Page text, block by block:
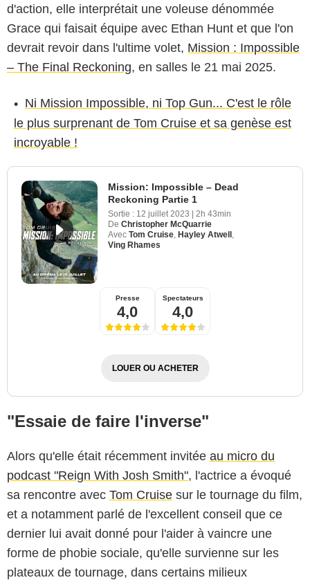
d'action, elle interprétait une voleuse dénommée
Grace qui faisait équipe avec Ethan Hunt et que l'on
devrait revoir dans l'ultime volet, Mission : Impossible
– The Final Reckoning, en salles le 21 mai 2025.
Ni Mission Impossible, ni Top Gun... C'est le rôle
le plus surprenant de Tom Cruise et sa genèse est
incroyable !
Mission: Impossible – Dead
Reckoning Partie 1
Sortie : 12 juillet 2023 | 2h 43min
De Christopher McQuarrie
Avec Tom Cruise Hayley Atwell
Ving Rhames
Presse
4,0
Spectateurs
4,0
LOUER OU ACHETER
"Essaie de faire l'inverse"
Alors qu'elle était récemment invitée au micro du
podcast "Reign With Josh Smith", l'actrice a évoqué
sa rencontre avec Tom Cruise sur le tournage du film,
et a notamment parlé de l'excellent conseil que ce
dernier lui avait donné pour l'aider à vaincre une
forme de phobie sociale, qu'elle survienne sur les
plateaux de tournage, dans certains milieux